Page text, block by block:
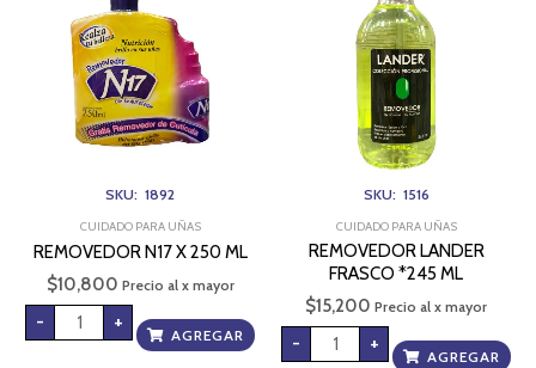
SKU: 1892
CUIDADO PARA UÑAS
REMOVEDOR N17 X 250 ML
$10,800 Precio al x mayor
-
cantidad
+
AGREGAR
SKU: 1516
CUIDADO PARA UÑAS
REMOVEDOR LANDER
FRASCO *245 ML
$15,200 Precio al x mayor
-
cantidad
+
AGREGAR